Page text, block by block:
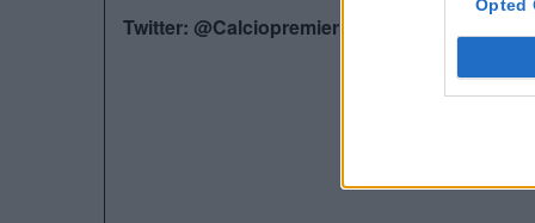
Opted
Twitter: @Calciopremier